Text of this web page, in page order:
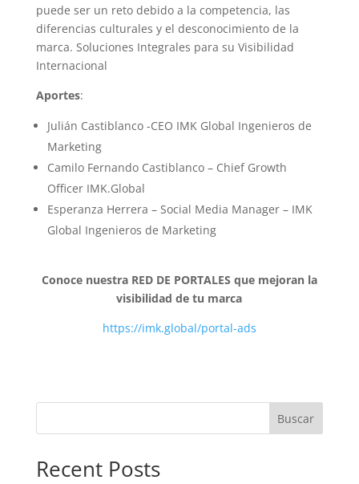
puede ser un reto debido a la competencia, las
diferencias culturales y el desconocimiento de la
marca. Soluciones Integrales para su Visibilidad
Internacional
Aportes:
Julián Castiblanco -CEO IMK Global Ingenieros de
Marketing
Camilo Fernando Castiblanco – Chief Growth
Officer IMK.Global
Esperanza Herrera – Social Media Manager – IMK
Global Ingenieros de Marketing
Conoce nuestra RED DE PORTALES que mejoran la
visibilidad de tu marca
https://imk.global/portal-ads
Buscar
Recent Posts